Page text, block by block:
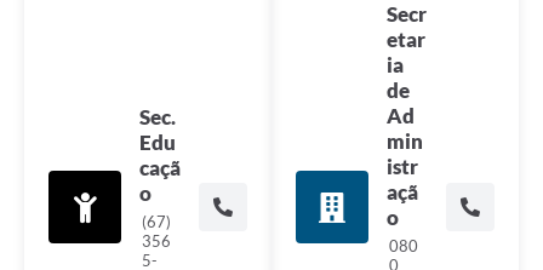
Sec.
Edu
caçã
o
(67)
356
5-
Secr
etar
ia
de
Ad
min
istr
açã
o
080
0